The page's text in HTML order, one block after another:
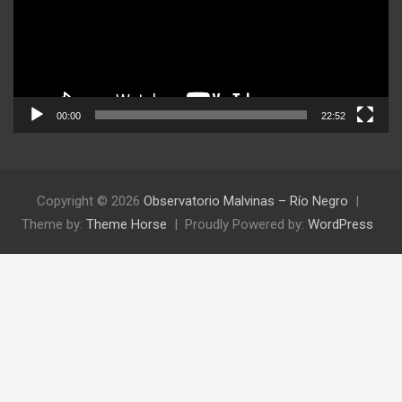
00:00 22:52
Copyright © 2026 Observatorio Malvinas – Río Negro
Theme by: Theme Horse Proudly Powered by: WordPress